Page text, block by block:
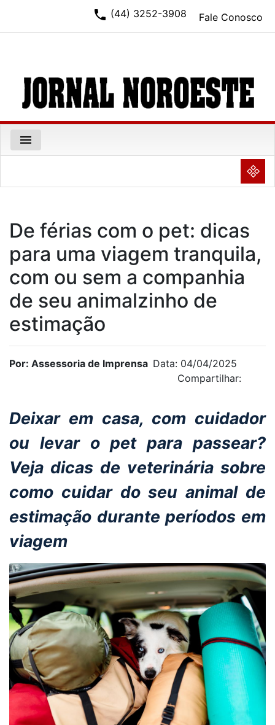
Fale Conosco
phone (44) 3252-3908
menu
NULL
De férias com o pet: dicas
para uma viagem tranquila,
com ou sem a companhia
de seu animalzinho de
estimação
Por: Assessoria de Imprensa Data: 04/04/2025
Compartilhar:
Deixar em casa, com cuidador
ou levar o pet para passear?
Veja dicas de veterinária sobre
como cuidar do seu animal de
estimação durante períodos em
viagem